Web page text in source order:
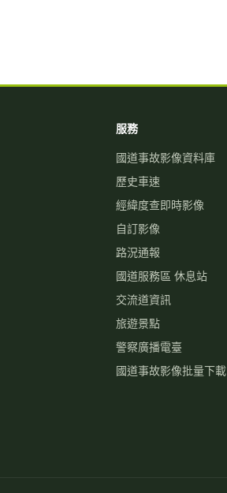
服務
國道事故影像資料庫
歷史車速
經緯度查即時影像
自訂影像
路況通報
國道服務區 休息站
交流道資訊
旅遊景點
警察廣播電臺
國道事故影像批量下載